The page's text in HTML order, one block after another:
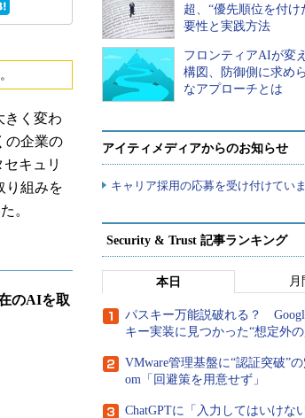
きく変わ
の企業の
キュリ
り組みを
。
のAIを取
超、“優先順位を付け
要性と実践方法
フロンティアAIが変
構図、防御側に求め
なアプローチとは
アイティメディアからのお知らせ
キャリア採用の応募を受け付けてい
Security & Trust 記事ランキング
本日 月
パスキー万能説破れる？
キー実装に見つかった“想定外
VMware管理基盤に“認証突破”
om「回避策を用意せず」
ChatGPTに「入力してはいけな